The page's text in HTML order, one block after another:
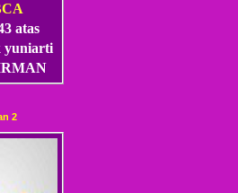
atas
yuniarti
2